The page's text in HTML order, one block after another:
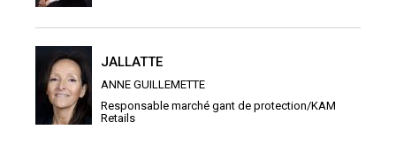
JALLATTE
ANNE GUILLEMETTE
Responsable marché gant de protection/KAM
Retails